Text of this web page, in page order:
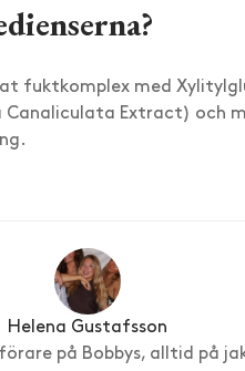
fuktkomplex med
Extract) och
Helena Gustafsson
på Bobbys, alltid på